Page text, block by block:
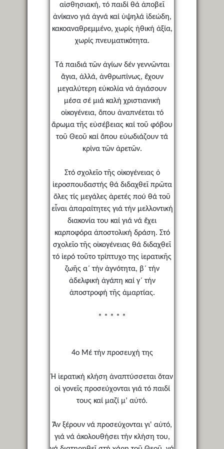
αἰσθησιακή, τό παιδί θά ἀποβεῖ
ἀνίκανο γιά ἁγνά καί ὑψηλά ἰδεώδη,
κακοαναθρεμμένο, χωρίς ἠθική ἀξία,
χωρίς πνευματικότητα.
Τά παιδιά τῶν ἁγίων δέν γεννῶνται
ἅγια, ἀλλά, ἀνθρωπίνως, ἔχουν
μεγαλύτερη εὐκολία νά ἁγιάσουν
μέσα σέ μιά καλή χριστιανική
οἰκογένεια, ὅπου ἀναπνέεται τό
ἄρωμα τῆς εὐσέβειας καί τοῦ φόβου
τοῦ Θεοῦ καί ὅπου εὐωδιάζουν τά
κρίνα τῶν ἀρετῶν.
Στό σχολεῖο τῆς οἰκογένειας ὁ
ἱεροσπουδαστής θά διδαχθεῖ πρῶτα
ὅλες τίς μεγάλες ἀρετές πού θά τοῦ
εἶναι ἀπαραίτητες γιά τήν μελλοντική
διακονία του καί γιά νά ἔχει
καρποφόρα ἀποστολική δράση. Στό
σχολεῖο τῆς οἰκογένειας θά διδαχθεῖ
τό ἱερό τοῦτο τρίπτυχο της ἱερατικῆς
ζωῆς α΄ τήν ἁγνότητα, β΄ τήν
ἀδελφική ἀγάπη καί γ΄ τήν
ἀποστροφή τῆς ἁμαρτίας.
* * * * *
4ο Μέ τήν προσευχή της
Ἡ ἱερατική κλήση ἀναπτύσσεται ὅταν
οἱ γονεῖς προσεύχονται γιά τό παιδί
τους καί μαζί μ’ αὐτό.
Ἄν ξέρουν νά προσεύχονται γι' αὐτό,
γιά νά ἀκολουθήσει τήν κλήση του,